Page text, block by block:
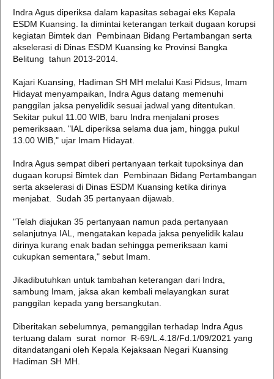
Indra Agus diperiksa dalam kapasitas sebagai eks Kepala
ESDM Kuansing. Ia dimintai keterangan terkait dugaan korupsi
kegiatan Bimtek dan Pembinaan Bidang Pertambangan serta
akselerasi di Dinas ESDM Kuansing ke Provinsi Bangka
Belitung tahun 2013-2014.
Kajari Kuansing, Hadiman SH MH melalui Kasi Pidsus, Imam
Hidayat menyampaikan, Indra Agus datang memenuhi
panggilan jaksa penyelidik sesuai jadwal yang ditentukan.
Sekitar pukul 11.00 WIB, baru Indra menjalani proses
pemeriksaan. "IAL diperiksa selama dua jam, hingga pukul
13.00 WIB," ujar Imam Hidayat.
Indra Agus sempat diberi pertanyaan terkait tupoksinya dan
dugaan korupsi Bimtek dan Pembinaan Bidang Pertambangan
serta akselerasi di Dinas ESDM Kuansing ketika dirinya
menjabat. Sudah 35 pertanyaan dijawab.
"Telah diajukan 35 pertanyaan namun pada pertanyaan
selanjutnya IAL, mengatakan kepada jaksa penyelidik kalau
dirinya kurang enak badan sehingga pemeriksaan kami
cukupkan sementara," sebut Imam.
Jikadibutuhkan untuk tambahan keterangan dari Indra,
sambung Imam, jaksa akan kembali melayangkan surat
panggilan kepada yang bersangkutan.
Diberitakan sebelumnya, pemanggilan terhadap Indra Agus
tertuang dalam surat nomor R-69/L.4.18/Fd.1/09/2021 yang
ditandatangani oleh Kepala Kejaksaan Negari Kuansing
Hadiman SH MH.